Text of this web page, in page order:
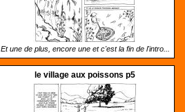
Et une de plus, encore une et c'est la fin de l'intro...
le village aux poissons p5